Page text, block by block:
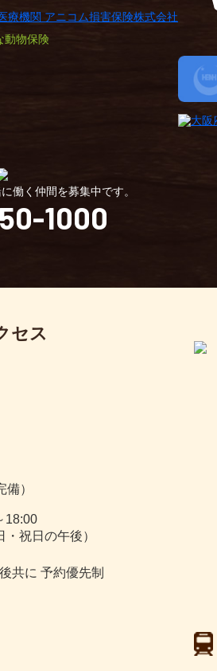
動物保険
働く仲間を募集中です。
1000
セス
）
18:00
祝日の午後）
に 予約優先制